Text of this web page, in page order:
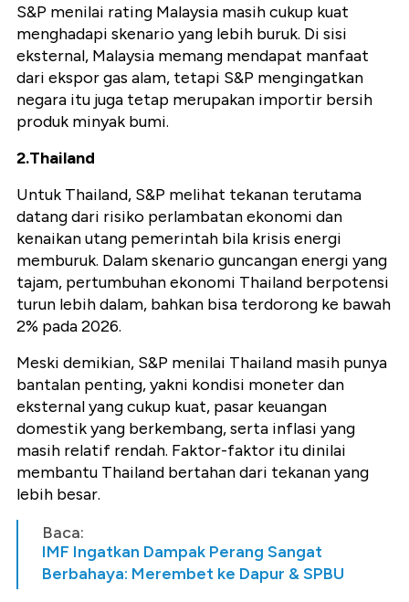
S&P menilai rating Malaysia masih cukup kuat
menghadapi skenario yang lebih buruk. Di sisi
eksternal, Malaysia memang mendapat manfaat
dari ekspor gas alam, tetapi S&P mengingatkan
negara itu juga tetap merupakan importir bersih
produk minyak bumi.
2.Thailand
Untuk Thailand, S&P melihat tekanan terutama
datang dari risiko perlambatan ekonomi dan
kenaikan utang pemerintah bila krisis energi
memburuk. Dalam skenario guncangan energi yang
tajam, pertumbuhan ekonomi Thailand berpotensi
turun lebih dalam, bahkan bisa terdorong ke bawah
2% pada 2026.
Meski demikian, S&P menilai Thailand masih punya
bantalan penting, yakni kondisi moneter dan
eksternal yang cukup kuat, pasar keuangan
domestik yang berkembang, serta inflasi yang
masih relatif rendah. Faktor-faktor itu dinilai
membantu Thailand bertahan dari tekanan yang
lebih besar.
Baca:
IMF Ingatkan Dampak Perang Sangat
Berbahaya: Merembet ke Dapur & SPBU